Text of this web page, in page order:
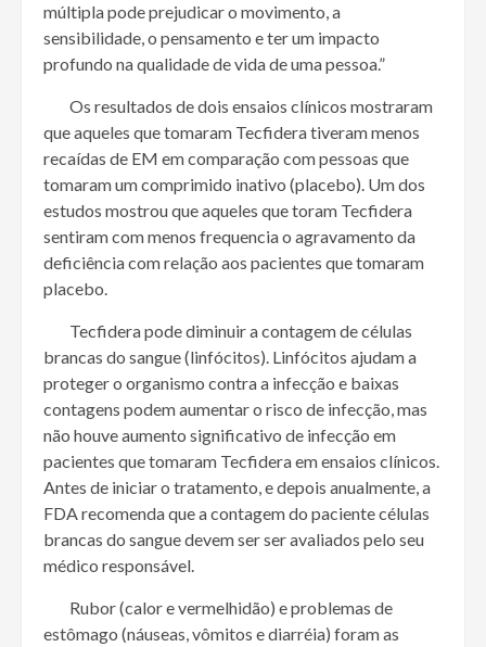
múltipla pode prejudicar o movimento, a
sensibilidade, o pensamento e ter um impacto
profundo na qualidade de vida de uma pessoa.”
Os resultados de dois ensaios clínicos mostraram
que aqueles que tomaram Tecfidera tiveram menos
recaídas de EM em comparação com pessoas que
tomaram um comprimido inativo (placebo). Um dos
estudos mostrou que aqueles que toram Tecfidera
sentiram com menos frequencia o agravamento da
deficiência com relação aos pacientes que tomaram
placebo.
Tecfidera pode diminuir a contagem de células
brancas do sangue (linfócitos). Linfócitos ajudam a
proteger o organismo contra a infecção e baixas
contagens podem aumentar o risco de infecção, mas
não houve aumento significativo de infecção em
pacientes que tomaram Tecfidera em ensaios clínicos.
Antes de iniciar o tratamento, e depois anualmente, a
FDA recomenda que a contagem do paciente células
brancas do sangue devem ser ser avaliados pelo seu
médico responsável.
Rubor (calor e vermelhidão) e problemas de
estômago (náuseas, vômitos e diarréia) foram as